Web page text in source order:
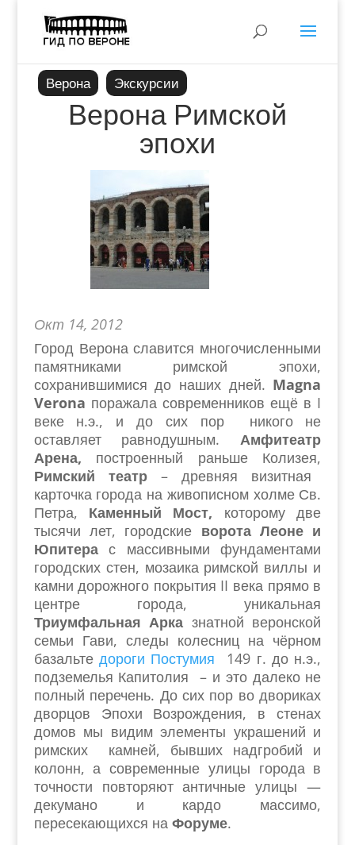
Верона Экскурсии
Верона Римской
эпохи
Окт 14, 2012
Город Верона славится многочисленными
памятниками римской эпохи,
сохранившимися до наших дней. Magna
Verona поражала современников ещё в I
веке н.э., и до сих пор никого не
оставляет равнодушным.Амфитеатр
Арена, построенный раньше Колизея,
Римский театр– древняя визитная
карточка города на живописном холме Св.
Петра, Каменный Мост, которому две
тысячи лет, городские ворота Леоне и
Юпитерас массивными фундаментами
городских стен, мозаика римской виллы и
камни дорожного покрытия II века прямо в
центре города, уникальная
Триумфальная Арка знатной веронской
семьи Гави, следы колесниц на чёрном
базальте дороги Постумия 149 г. до н.э.,
подземелья Капитолия – и это далеко не
полный перечень. До сих пор во двориках
дворцов Эпохи Возрождения, в стенах
домов мы видим элементы украшений и
римских камней, бывших надгробий и
колонн, а современные улицы города в
точности повторяют античные улицы —
декумано и кардо массимо,
пересекающихся на Форуме.